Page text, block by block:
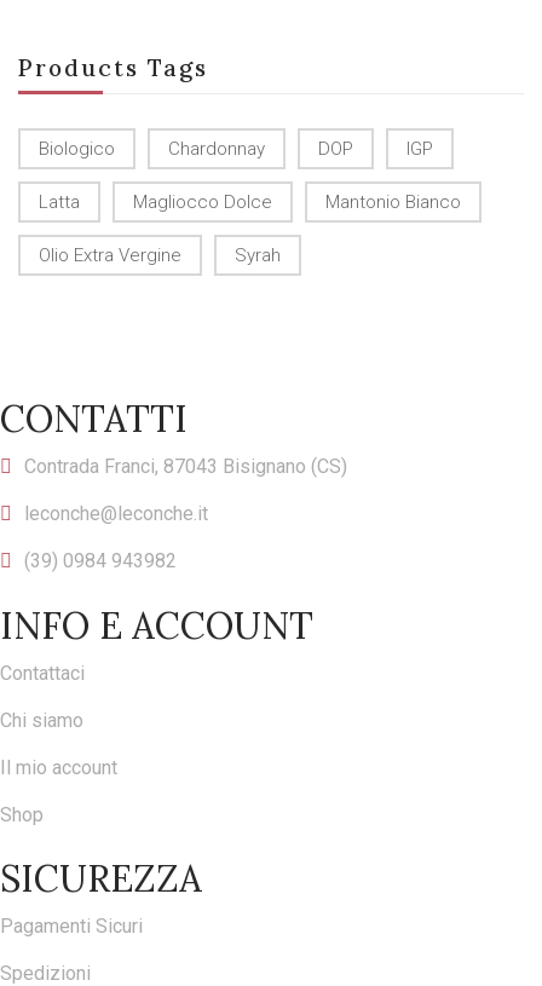
Products Tags
Biologico Chardonnay DOP IGP
Latta Magliocco Dolce Mantonio Bianco
Olio Extra Vergine Syrah
CONTATTI
Contrada Franci, 87043 Bisignano (CS)
leconche@leconche.it
(39) 0984 943982
INFO E ACCOUNT
Contattaci
Chi siamo
Il mio account
Shop
SICUREZZA
Pagamenti Sicuri
Spedizioni